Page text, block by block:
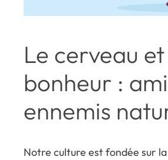
Le cerveau
bonheur :
ennemis
Notre culture est fondée sur